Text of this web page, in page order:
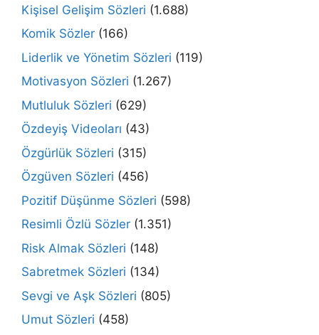
Kişisel Gelişim Sözleri (1.688)
Komik Sözler (166)
Liderlik ve Yönetim Sözleri (119)
Motivasyon Sözleri (1.267)
Mutluluk Sözleri (629)
Özdeyiş Videoları (43)
Özgürlük Sözleri (315)
Özgüven Sözleri (456)
Pozitif Düşünme Sözleri (598)
Resimli Özlü Sözler (1.351)
Risk Almak Sözleri (148)
Sabretmek Sözleri (134)
Sevgi ve Aşk Sözleri (805)
Umut Sözleri (458)